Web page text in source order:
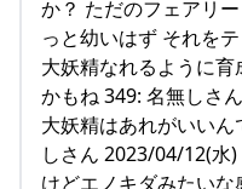
か？ ただのフェアリ
っと幼いはず それを
大妖精なれるように
かもね 349: 名無しさ
大妖精はあれがいい
しさん 2023/04/12(水
けどエノキダみたい